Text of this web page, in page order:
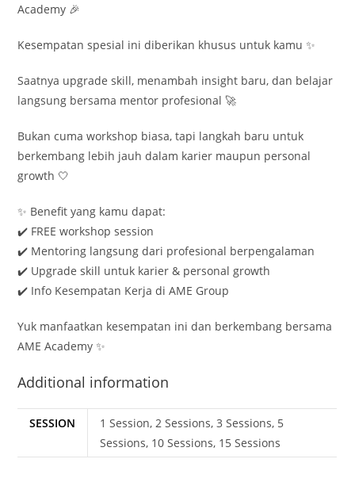
Academy 🎉
Kesempatan spesial ini diberikan khusus untuk kamu ✨
Saatnya upgrade skill, menambah insight baru, dan belajar
langsung bersama mentor profesional 🚀
Bukan cuma workshop biasa, tapi langkah baru untuk
berkembang lebih jauh dalam karier maupun personal
growth 🤍
✨ Benefit yang kamu dapat:
✔️ FREE workshop session
✔️ Mentoring langsung dari profesional berpengalaman
✔️ Upgrade skill untuk karier & personal growth
✔️ Info Kesempatan Kerja di AME Group
Yuk manfaatkan kesempatan ini dan berkembang bersama
AME Academy ✨
Additional information
SESSION
1 Session, 2 Sessions, 3 Sessions, 5
Sessions, 10 Sessions, 15 Sessions